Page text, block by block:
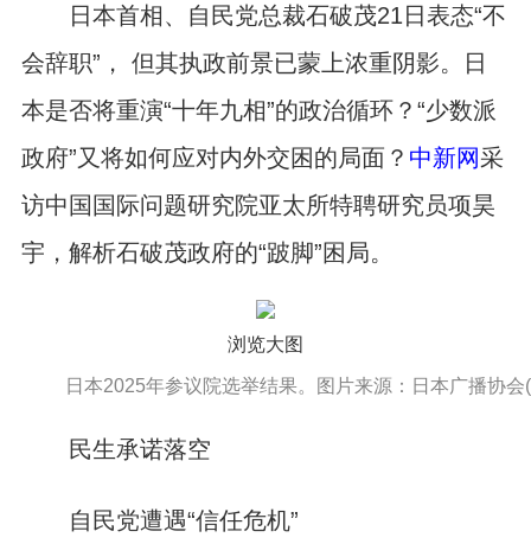
日本首相、自民党总裁石破茂21日表态“不
会辞职”， 但其执政前景已蒙上浓重阴影。日
本是否将重演“十年九相”的政治循环？“少数派
政府”又将如何应对内外交困的局面？ 中新网采
访中国国际问题研究院亚太所特聘研究员项昊
宇，解析石破茂政府的“跛脚”困局。
浏览大图
日本2025年参议院选举结果。图片来源：日本广播协
民生承诺落空
自民党遭遇“信任危机”